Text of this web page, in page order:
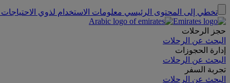
تخطي إلى المحتوى الرئيسي معلومات الاستخدام لذوي
حجز الرحلات
البحث عن الرحلات
إدارة الحجوزات
البحث عن الرحلات
تجربة السفر
البحث عن الرحلات